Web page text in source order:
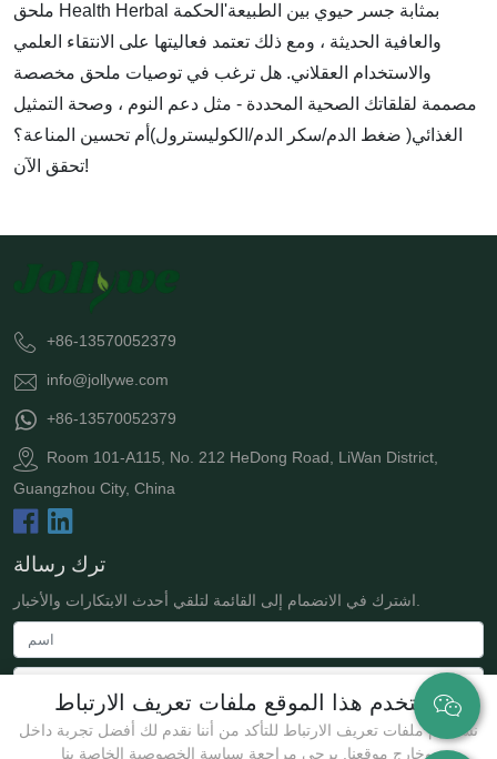
ملحق Health Herbal بمثابة جسر حيوي بين الطبيعة'الحكمة
والعافية الحديثة ، ومع ذلك تعتمد فعاليتها على الانتقاء العلمي
والاستخدام العقلاني. هل ترغب في توصيات ملحق مخصصة
مصممة لقلقاتك الصحية المحددة - مثل دعم النوم ، وصحة التمثيل
الغذائي( ضغط الدم/سكر الدم/الكوليسترول)أم تحسين المناعة؟
تحقق الآن!
يستخدم هذا الموقع ملفات تعريف الارتباط
نستخدم ملفات تعريف الارتباط للتأكد من أننا نقدم لك أفضل تجربة داخل
وخارج موقعنا. يرجى مراجعة سياسة الخصوصية الخاصة بنا.
+86-13570052379
info@jollywe.com
+86-13570052379
Room 101-A115, No. 212 HeDong Road, LiWan District,
Guangzhou City, China
ترك رسالة